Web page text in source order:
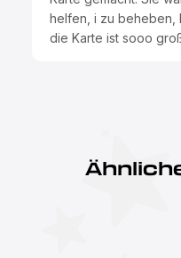
helfen, i zu beheben,
die Karte ist sooo